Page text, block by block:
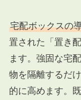
宅配ボックスの
置された「置き
ます。強固な宅
物を隔離するだ
的に高めます。